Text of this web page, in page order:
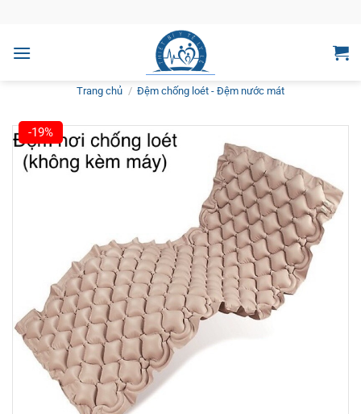
nội
Trang chủ / Đệm chống loét - Đệm nước mát
-19%